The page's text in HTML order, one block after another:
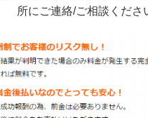
所にご連絡/ご相談くださ